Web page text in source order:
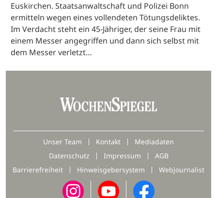
Euskirchen. Staatsanwaltschaft und Polizei Bonn
ermitteln wegen eines vollendeten Tötungsdeliktes.
Im Verdacht steht ein 45-Jähriger, der seine Frau mit
einem Messer angegriffen und dann sich selbst mit
dem Messer verletzt…
Unser Team Kontakt
Mediadaten
Datenschutz
Impressum
AGB
Barrierefreiheit
Hinweisgebersystem Webjournalist